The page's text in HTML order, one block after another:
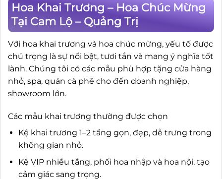
Hoa Khai Trương – Hoa Chúc Mừng
Tại Cam Lộ – Quảng Trị
Với hoa khai trương và hoa chúc mừng, yếu tố được
chú trọng là sự nổi bật, tươi tắn và mang ý nghĩa tốt
lành. Chúng tôi có các mẫu phù hợp tặng cửa hàng
nhỏ, spa, quán cà phê cho đến doanh nghiệp,
showroom lớn.
Các mẫu khai trương thường được chọn
Kệ khai trương 1–2 tầng gọn, đẹp, dễ trưng trong
không gian nhỏ.
Kệ VIP nhiều tầng, phối hoa nhập và hoa nội, tạo
cảm giác sang trọng.